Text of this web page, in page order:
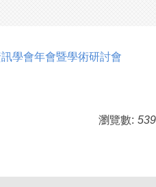
學會年會暨學術研討會
瀏覽數: 539